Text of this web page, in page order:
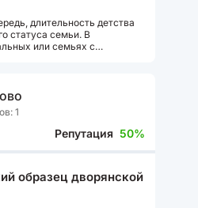
длительность детства
статуса семьи. В
или семьях с
1
Репутация 50%
образец дворянской